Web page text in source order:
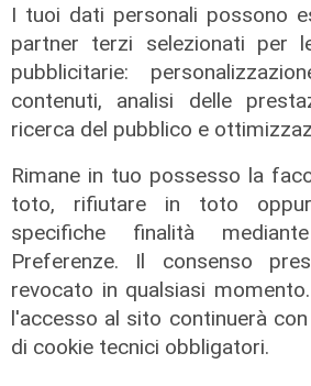
I tuoi dati personali possono
partner terzi selezionati per
pubblicitarie:
contenuti, analisi delle
ricerca del pubblico e
Rimane in tuo possesso la
toto, rifiutare in toto
specifiche finalità
Preferenze. Il consenso
revocato in qualsiasi
l'accesso al sito continuerà
di cookie tecnici obbligatori.
L'approfondimento
Parte dal ghetto la
degrado e malavita.